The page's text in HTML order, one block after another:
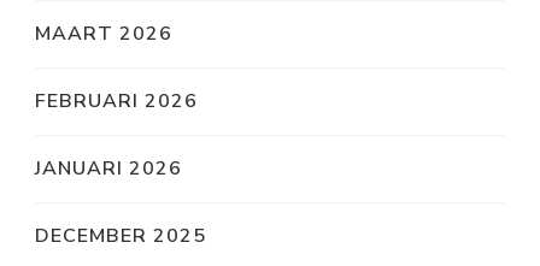
MAART 2026
FEBRUARI 2026
JANUARI 2026
DECEMBER 2025